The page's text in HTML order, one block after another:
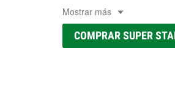
Mostrar más
COMPRAR SUPER